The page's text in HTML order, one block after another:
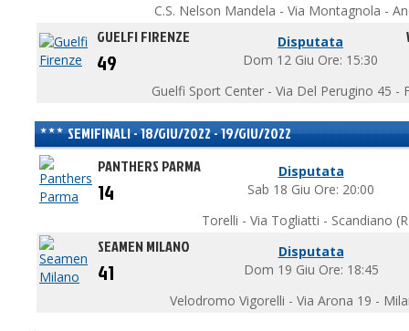
C.S. Nelson Mandela - Via Montagnola -
GUELFI FIRENZE
Disputata
Dom 12 Giu Ore: 15:30
49
Guelfi Sport Center - Via Del Perugino 45 -
SEMIFINALI - 18/GIU/2022 - 19/GIU/2022
PANTHERS PARMA
Disputata
Sab 18 Giu Ore: 20:00
14
Torelli - Via Togliatti - Scandiano
SEAMEN MILANO
Disputata
Dom 19 Giu Ore: 18:45
41
Velodromo Vigorelli - Via Arona 19 -